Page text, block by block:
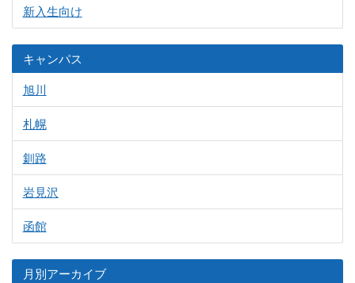
新入生向け
キャンパス
旭川
札幌
釧路
岩見沢
函館
月別アーカイブ